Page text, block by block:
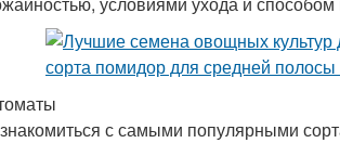
с самыми популярными